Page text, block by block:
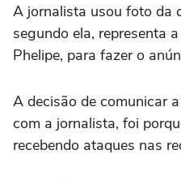
A jornalista usou foto da
segundo ela, representa
Phelipe, para fazer o
A decisão de comunicar
com a jornalista, foi
recebendo ataques nas